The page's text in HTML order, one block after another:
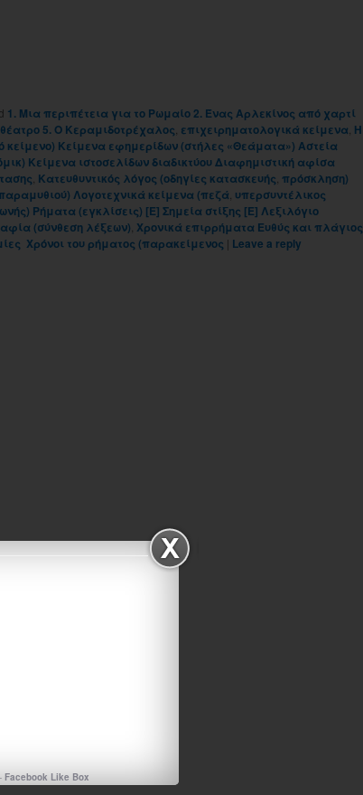
1. Μια περιπέτεια για το Ρωμαίο 2. Ένας Αρλεκίνος από χαρτί
5. O Κεραμιδοτρέχαλος επιχειρηματολογικά κείμενα Η
κείμενο) Κείμενα εφημερίδων (στήλες «Θεάματα») Aστεία
Κείμενα ιστοσελίδων διαδικτύου Διαφημιστική αφίσα
Κατευθυντικός λόγος (οδηγίες κατασκευής πρόσκληση)
Λογοτεχνικά κείμενα (πεζά υπερσυντέλικος
Ρήματα (εγκλίσεις) [Ε] Σημεία στίξης [Ε] Λεξιλόγιο
(σύνθεση λέξεων) Χρονικά επιρρήματα Ευθύς και πλάγιος
Χρόνοι του ρήματος (παρακείμενος | Leave a reply
-Facebook Like Box